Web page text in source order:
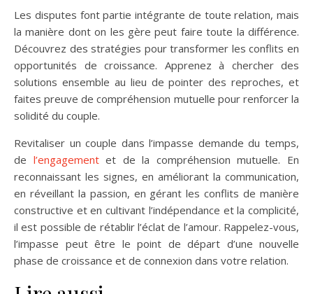
Les disputes font partie intégrante de toute relation, mais
la manière dont on les gère peut faire toute la différence.
Découvrez des stratégies pour transformer les conflits en
opportunités de croissance. Apprenez à chercher des
solutions ensemble au lieu de pointer des reproches, et
faites preuve de compréhension mutuelle pour renforcer la
solidité du couple.
Revitaliser un couple dans l’impasse demande du temps,
de l’engagementet de la compréhension mutuelle. En
reconnaissant les signes, en améliorant la communication,
en réveillant la passion, en gérant les conflits de manière
constructive et en cultivant l’indépendance et la complicité,
il est possible de rétablir l’éclat de l’amour. Rappelez-vous,
l’impasse peut être le point de départ d’une nouvelle
phase de croissance et de connexion dans votre relation.